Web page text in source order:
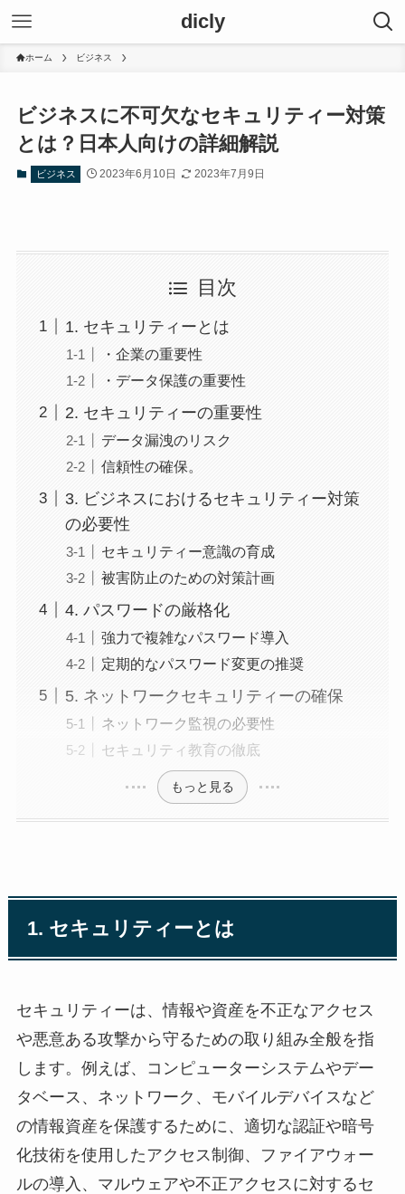
dicly
ホーム ビジネス
ビジネスに不可欠なセキュリティー対策
とは？日本人向けの詳細解説
ビジネス 2023年6月10日 2023年7月9日
目次
1. セキュリティーとは
・企業の重要性
・データ保護の重要性
2. セキュリティーの重要性
データ漏洩のリスク
信頼性の確保。
3. ビジネスにおけるセキュリティー対策
の必要性
セキュリティー意識の育成
被害防止のための対策計画
4. パスワードの厳格化
強力で複雑なパスワード導入
定期的なパスワード変更の推奨
5. ネットワークセキュリティーの確保
ネットワーク監視の必要性
セキュリティ教育の徹底
もっと見る
1. セキュリティーとは
セキュリティーは、情報や資産を不正なアクセス
や悪意ある攻撃から守るための取り組み全般を指
します。例えば、コンピューターシステムやデー
タベース、ネットワーク、モバイルデバイスなど
の情報資産を保護するために、適切な認証や暗号
化技術を使用したアクセス制御、ファイアウォー
ルの導入、マルウェアや不正アクセスに対するセ